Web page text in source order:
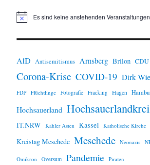
H
Es sind keine anstehenden
AfD Antisemitismus Arnsberg Brilon CDU
Corona-Krise COVID-19 Dirk
FDP Flüchtlinge Fotografie Fracking Hagen
Hochsauerland
IT.NRW Kahler Asten Kassel Katholische Kirche
Kreistag Meschede Meschede Neonazis
Omikron Oversum Pandemie Piraten